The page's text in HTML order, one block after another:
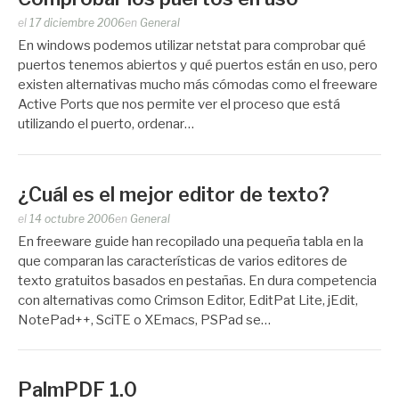
Publicado
por
el 17 diciembre 2006en General
En windows podemos utilizar netstat para comprobar qué
puertos tenemos abiertos y qué puertos están en uso, pero
existen alternativas mucho más cómodas como el freeware
Active Ports que nos permite ver el proceso que está
utilizando el puerto, ordenar…
¿Cuál es el mejor editor de texto?
Publicado
por
Zootropo
el 14 octubre 2006en General
En freeware guide han recopilado una pequeña tabla en la
que comparan las características de varios editores de
texto gratuitos basados en pestañas. En dura competencia
con alternativas como Crimson Editor, EditPat Lite, jEdit,
NotePad++, SciTE o XEmacs, PSPad se…
PalmPDF 1.0